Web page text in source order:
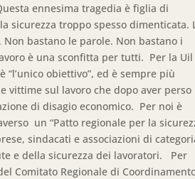
ennesima tragedia è figlia di
sicurezza troppo spesso dimenticata.
bastano le parole. Non bastano i
è una sconfitta per tutti. Per la Uil
“l’unico obiettivo”, ed è sempre più
vittime sul lavoro che dopo aver perso
di disagio economico. Per noi è
un “Patto regionale per la
sindacati e associazioni di
e della sicurezza dei lavoratori. Per
Comitato Regionale di